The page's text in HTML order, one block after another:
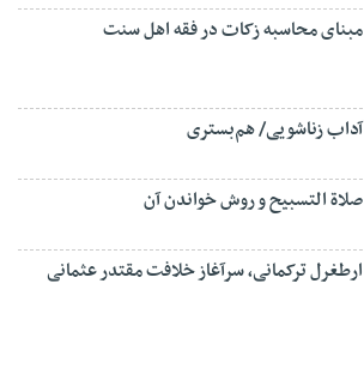
مبنای محاسبه زکات در فقه اهل سنت
آداب زناشویی/ هم‌بستری
صلاة التسبيح و روش خواندن آن
ارطغرل ترکمانی، سرآغاز خلافت مقتدر عثمانی